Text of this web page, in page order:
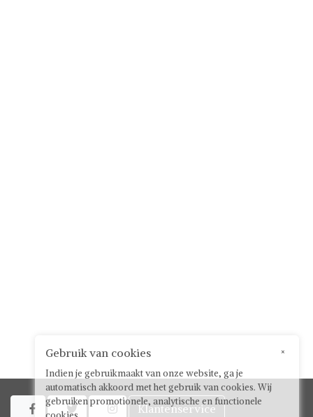
   Klantenservice
×
Gebruik van cookies
Indien je gebruikmaakt van onze website, ga je
automatisch akkoord met het gebruik van cookies. Wij
gebruiken promotionele, analytische en functionele